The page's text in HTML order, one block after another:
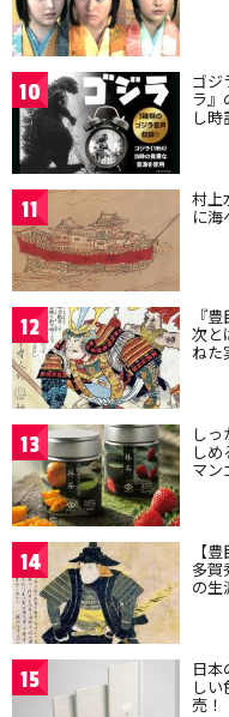
10 ゴジ
ラ』
し
11 村上
に
12 『
次と
ねた
13 し
し
マン
14 【
多賀
の生
15 日
し
売！